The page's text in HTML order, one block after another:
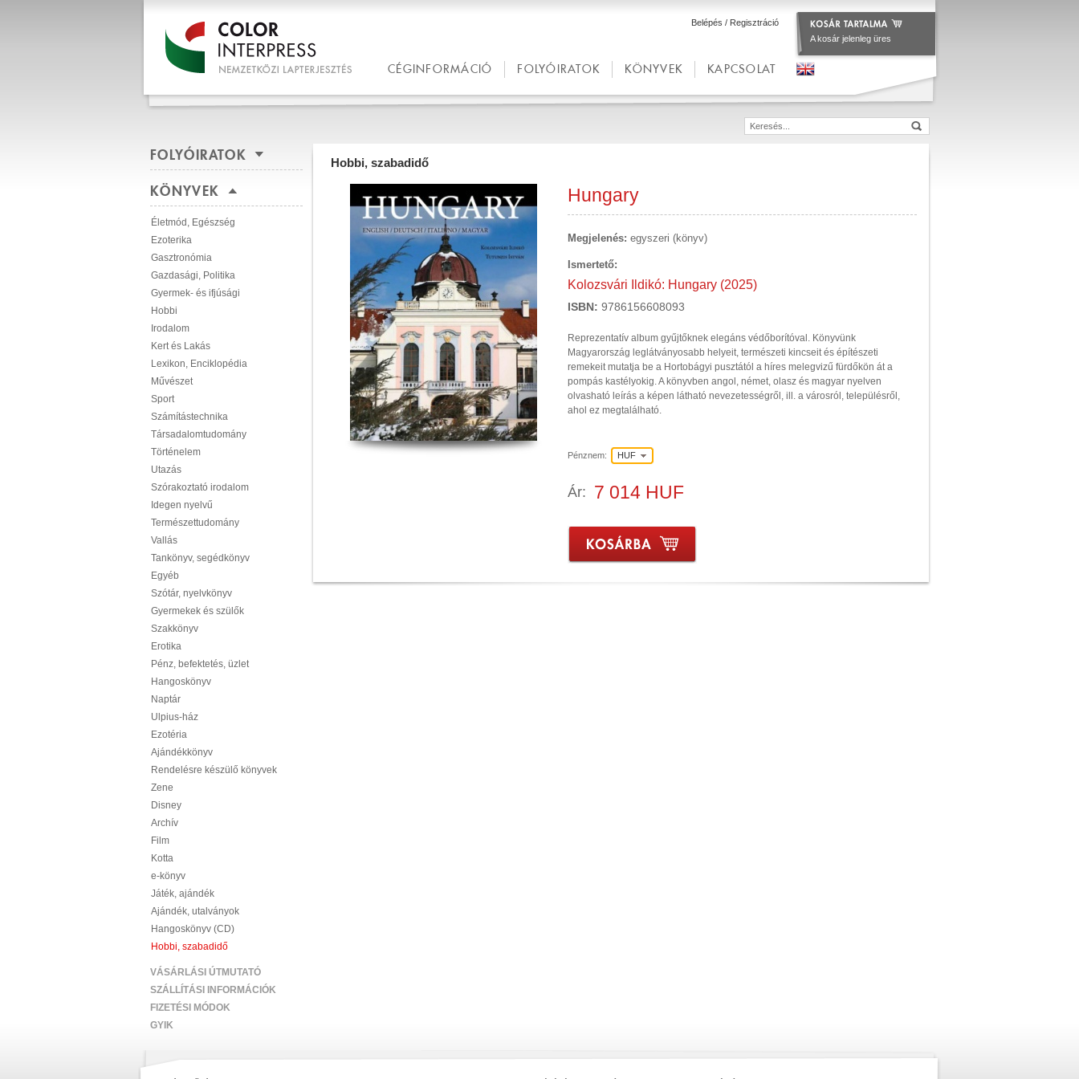
Belépés / Regisztráció
A kosár jelenleg üres
CÉGINFORMÁCIÓ FOLYÓIRATOK KÖNYVEK KAPCSOLAT
FOLYÓIRATOK
KÖNYVEK
Életmód, Egészség
Ezoterika
Gasztronómia
Gazdasági, Politika
Gyermek- és ifjúsági
Hobbi
Irodalom
Kert és Lakás
Lexikon, Enciklopédia
Művészet
Sport
Számítástechnika
Társadalomtudomány
Történelem
Utazás
Szórakoztató irodalom
Idegen nyelvű
Természettudomány
Vallás
Tankönyv, segédkönyv
Egyéb
Szótár, nyelvkönyv
Gyermekek és szülők
Szakkönyv
Erotika
Pénz, befektetés, üzlet
Hangoskönyv
Naptár
Ulpius-ház
Ezotéria
Ajándékkönyv
Rendelésre készülő könyvek
Zene
Disney
Archív
Film
Kotta
e-könyv
Játék, ajándék
Ajándék, utalványok
Hangoskönyv (CD)
Hobbi, szabadidő
VÁSÁRLÁSI ÚTMUTATÓ
SZÁLLÍTÁSI INFORMÁCIÓK
FIZETÉSI MÓDOK
GYIK
Hobbi, szabadidő
Hungary
Megjelenés: egyszeri (könyv)
Ismertető:
Kolozsvári Ildikó: Hungary (2025)
ISBN: 9786156608093
Reprezentatív album gyűjtőknek elegáns védőborítóval. Könyvünk
Magyarország leglátványosabb helyeit, természeti kincseit és építészeti
remekeit mutatja be a Hortobágyi pusztától a híres melegvizű fürdőkön át a
pompás kastélyokig. A könyvben angol, német, olasz és magyar nyelven
olvasható leírás a képen látható nevezetességről, ill. a városról, településről,
ahol ez megtalálható.
Pénznem: HUF
Ár: 7 014 HUF